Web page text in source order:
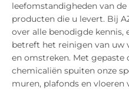
leefomstandigheden van
producten die u levert. Bij
over alle benodigde kennis,
betreft het reinigen van uw
en omstreken. Met gepaste
chemicaliën spuiten onze
muren, plafonds en vloeren